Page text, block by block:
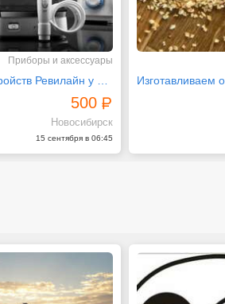
Приборы и аксессуары
500
Новосибирск
15 сентября в 06:45